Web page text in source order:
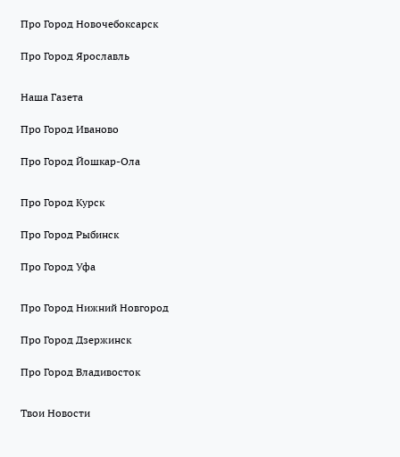
Про Город Новочебоксарск
Про Город Ярославль
Наша Газета
Про Город Иваново
Про Город Йошкар-Ола
Про Город Курск
Про Город Рыбинск
Про Город Уфа
Про Город Нижний Новгород
Про Город Дзержинск
Про Город Владивосток
Твои Новости